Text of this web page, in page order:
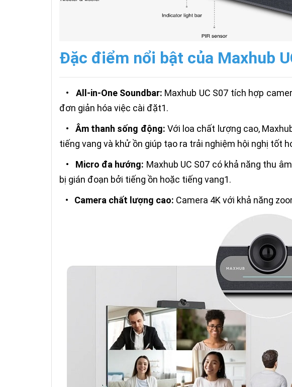
Đặc điểm nổi bật của Maxhub
• All-in-One Soundbar: Maxhub UC S07 tích hợp
đơn giản hóa việc cài đặt1.
• Âm thanh sống động: Với loa chất lượng cao,
tiếng vang và khử ồn giúp tạo ra trải nghiệm hội nghị tốt
• Micro đa hướng: Maxhub UC S07 có khả năng thu
bị gián đoạn bởi tiếng ồn hoặc tiếng vang1.
• Camera chất lượng cao: Camera 4K với khả năng